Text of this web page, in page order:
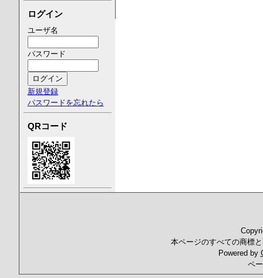
ログイン
ユーザ名
パスワード
新規登録
パスワードを忘れたら
QRコード
本ページのすべての商標
Powered by
ペ